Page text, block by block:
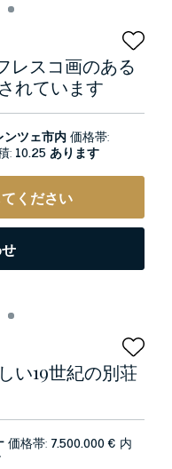
レスコ画のある
れています
ンツェ市内価格帯:
: 10.25 あります
ください
い19世紀の別荘
価格帯: 7.500.000 € 内